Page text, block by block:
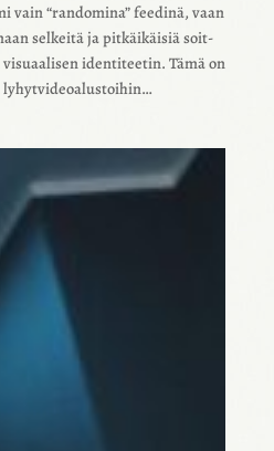
vain “rando­mina” feedinä, vaan
selkeitä ja pitkäi­käi­siä soit­
iden­ti­tee­tin. Tämä on